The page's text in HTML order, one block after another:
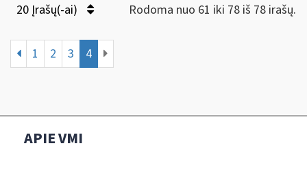
20 Įrašų(-ai) Rodoma nuo 61 iki 78 iš 78 irašų.
1 2 3 4
APIE VMI